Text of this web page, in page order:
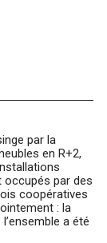
par la
en R+2,
occupés par des
coopératives
: la
a été